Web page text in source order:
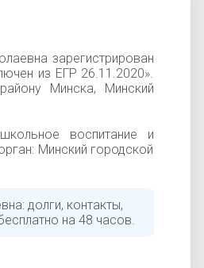
зарегистрирован
из ЕГР 26.11.2020».
Минска, Минский
воспитание и
Минский городской
долги, контакты,
на 48 часов.